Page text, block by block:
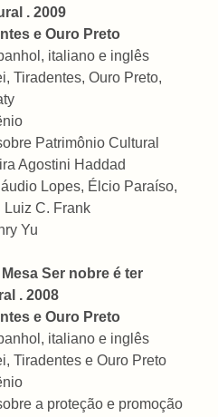
. 2009
e Ouro Preto
italiano e inglês
Tiradentes, Ouro Preto,
Patrimônio Cultural
Agostini Haddad
Lopes, Élcio Paraíso,
Luiz C. Frank
Yu
Ser nobre é ter
. 2008
e Ouro Preto
italiano e inglês
Tiradentes e Ouro Preto
a proteção e promoção